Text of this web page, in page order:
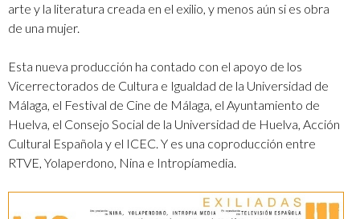
arte y la literatura creada en el exilio, y menos aún si es obra
de una mujer.
Esta nueva producción ha contado con el apoyo de los
Vicerrectorados de Cultura e Igualdad de la Universidad de
Málaga, el Festival de Cine de Málaga, el Ayuntamiento de
Huelva, el Consejo Social de la Universidad de Huelva, Acción
Cultural Española y el ICEC. Y es una coproducción entre
RTVE, Yolaperdono, Nina e Intropíamedia.